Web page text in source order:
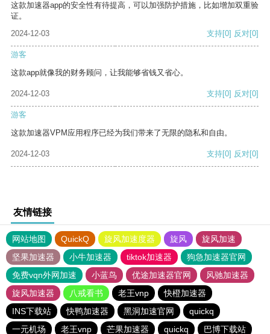
这款加速器app的安全性有待提高，可以加强防护措施，比如增加双重验
证。
2024-12-03
支持[0] 反对[0]
游客
这款app就像我的财务顾问，让我能够省钱又省心。
2024-12-03 支持[0] 反对[0]
游客
这款加速器VPM应用程序已经为我们带来了无限的隐私和自由。
2024-12-03 支持[0] 反对[0]
友情链接
网站地图 QuickQ 旋风加速度器 旋风
旋风加速
坚果加速器
小牛加速器 tiktok加速器
狗急加速器官网
免费vqn外网加速
小蓝鸟 优途加速器官网
风驰加速器
旋风加速器
八戒看书 老王vnp
快橙加速器
INS下载站
快鸭加速器 黑洞加速官网
quickq
一元机场
老王vnp 芒果加速器 quickq 巴博下载站